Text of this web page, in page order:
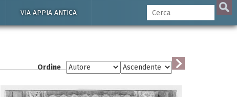
VIA APPIA ANTICA
Ordine